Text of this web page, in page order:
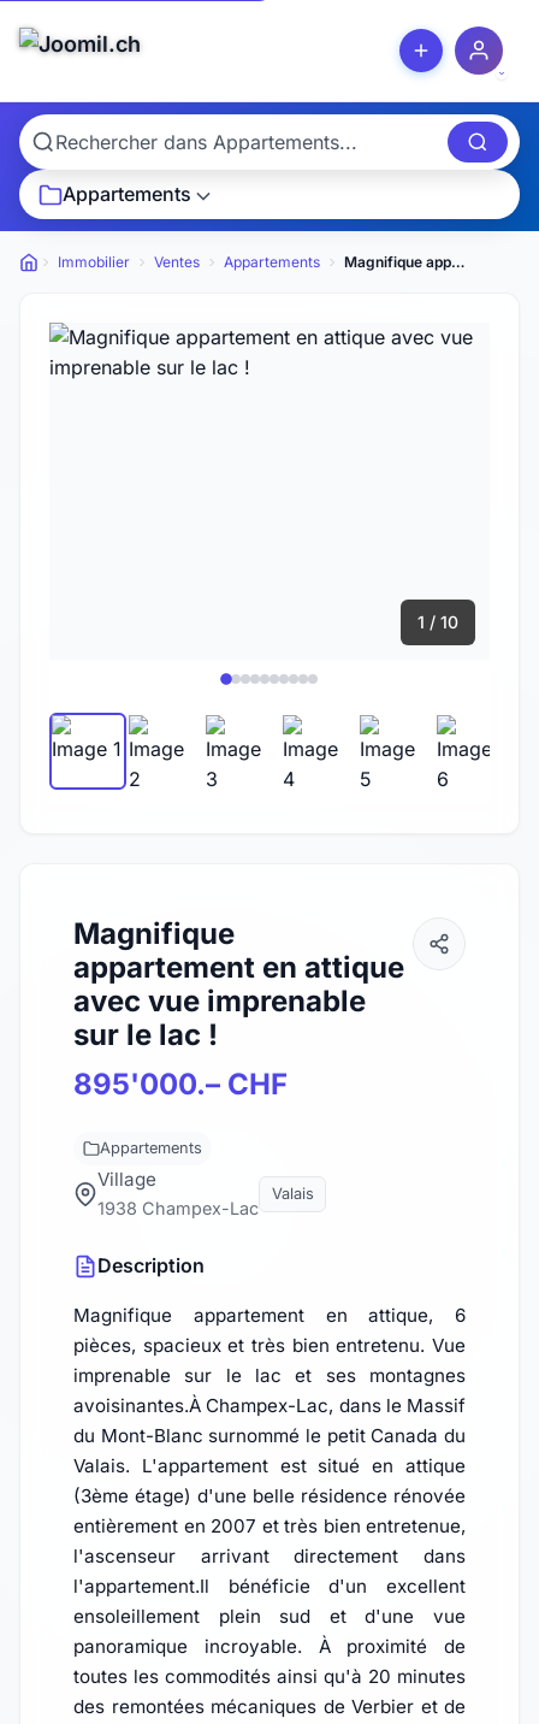
Appartements
Petites annonces
Immobilier Ventes Appartements Magnifique appartement en attique avec vue imprenable sur le lac !
1 / 10
Magnifique
appartement en attique
avec vue imprenable
sur le lac !
895'000.– CHF
Appartements
Village
1938 Champex-Lac
Valais
Description
Magnifique appartement en attique, 6
pièces, spacieux et très bien entretenu. Vue
imprenable sur le lac et ses montagnes
avoisinantes.À Champex-Lac, dans le Massif
du Mont-Blanc surnommé le petit Canada du
Valais. L'appartement est situé en attique
(3ème étage) d'une belle résidence rénovée
entièrement en 2007 et très bien entretenue,
l'ascenseur arrivant directement dans
l'appartement.Il bénéficie d'un excellent
ensoleillement plein sud et d'une vue
panoramique incroyable. À proximité de
toutes les commodités ainsi qu'à 20 minutes
des remontées mécaniques de Verbier et de